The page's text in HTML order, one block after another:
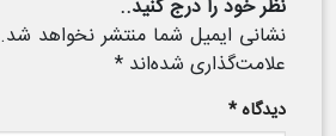
نظر خود را درج کنید..
نشانی ایمیل شما منتشر نخواهد شد.
علامت‌گذاری شده‌اند *
دیدگاه*